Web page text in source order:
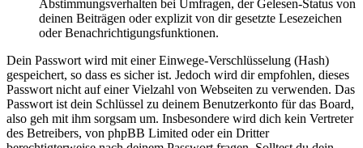
Abstimmungsverhalten bei Umfragen, der Gelesen-Status von
deinen Beiträgen oder explizit von dir gesetzte Lesezeichen
oder Benachrichtigungsfunktionen.
Dein Passwort wird mit einer Einwege-Verschlüsselung (Hash)
gespeichert, so dass es sicher ist. Jedoch wird dir empfohlen, dieses
Passwort nicht auf einer Vielzahl von Webseiten zu verwenden. Das
Passwort ist dein Schlüssel zu deinem Benutzerkonto für das Board,
also geh mit ihm sorgsam um. Insbesondere wird dich kein Vertreter
des Betreibers, von phpBB Limited oder ein Dritter